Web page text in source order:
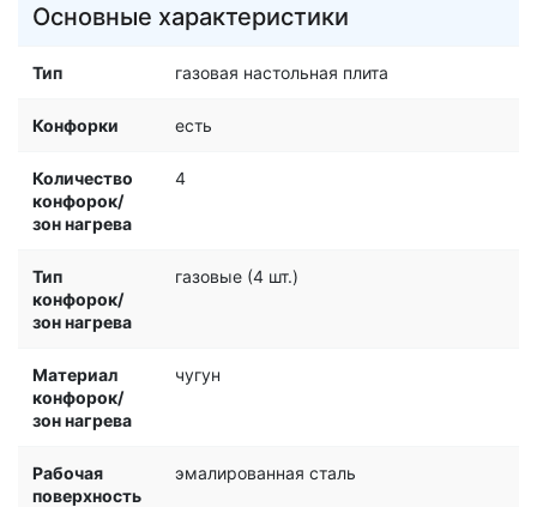
Основные характеристики
Тип газовая настольная плита
Конфорки есть
Количество
конфорок/
зон нагрева
4
Тип
конфорок/
зон нагрева
газовые (4 шт.)
Материал
конфорок/
зон нагрева
чугун
Рабочая
поверхность
эмалированная сталь